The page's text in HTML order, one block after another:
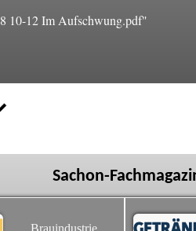
10-12 Im Aufschwung.pdf"
Sachon-
Brauindustrie